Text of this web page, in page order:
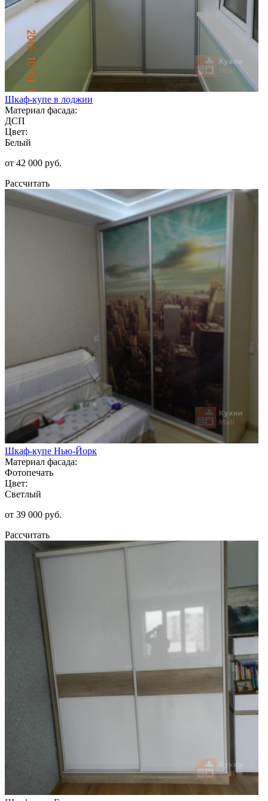
Шкаф-купе в лоджии
Материал фасада:
ДСП
Цвет:
Белый
от 42 000 руб.
Рассчитать
Шкаф-купе Нью-Йорк
Материал фасада:
Фотопечать
Цвет:
Светлый
от 39 000 руб.
Рассчитать